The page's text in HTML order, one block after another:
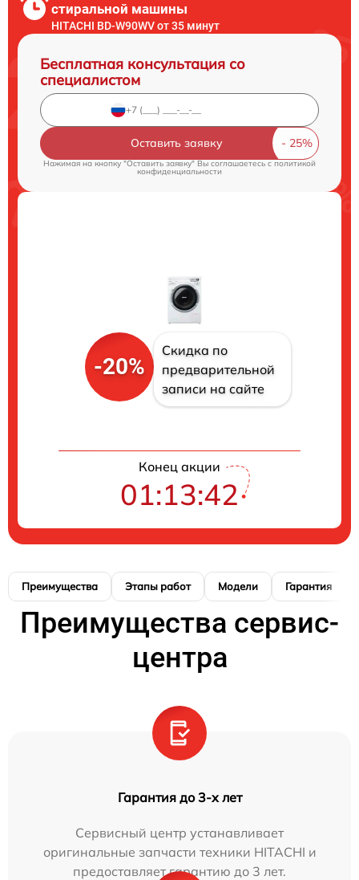
стиральной машины
HITACHI BD-W90WV от 35 минут
Бесплатная консультация со
специалистом
Оставить заявку
Нажимая на кнопку "Оставить заявку" Вы соглашаетесь cполитикой
конфиденциальности
-20%
Скидка по
предварительной
записи на сайте
Конец акции
01:13:42
Преимущества Этапы работ Модели Гарантия
Преимущества сервис-
центра
Гарантия до 3-х лет
Сервисный центр устанавливает
оригинальные запчасти техники HITACHI и
предоставляет гарантию до 3 лет.